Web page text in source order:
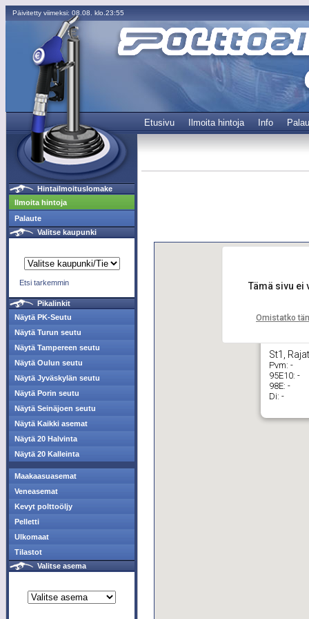
Päivitetty viimeksi: 08.08. klo.23:55
Etusivu Ilmoita hintoja Info
Hintailmoituslomake
Ilmoita hintoja
Palaute
Valitse kaupunki
Etsi tarkemmin
Pikalinkit
Näytä PK-Seutu
Näytä Turun seutu
Näytä Tampereen seutu
Näytä Oulun seutu
Näytä Jyväskylän seutu
Näytä Porin seutu
Näytä Seinäjoen seutu
Näytä Kaikki asemat
Näytä 20 Halvinta
Näytä 20 Kalleinta
Maakaasuasemat
Veneasemat
Kevyt polttoöljy
Pelletti
Ulkomaat
Tilastot
Valitse asema
St1,
Pvm: -
95E10: -
98E: -
Di: -
Tämä sivu ei
Omistatko